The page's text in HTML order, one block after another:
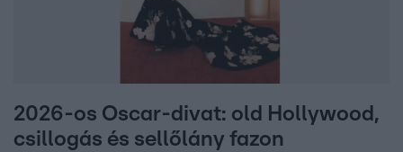
2026-os Oscar-divat: old Hollywood,
csillogás és sellőlány fazon